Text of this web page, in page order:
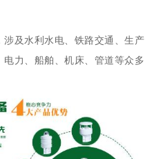
及水利水电、铁路交通、生产
力、船舶、机床、管道等众多